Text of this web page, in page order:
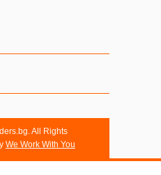
All Rights
We Work With You